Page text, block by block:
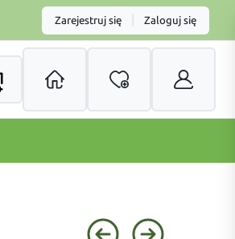
Zarejestruj się Zaloguj się